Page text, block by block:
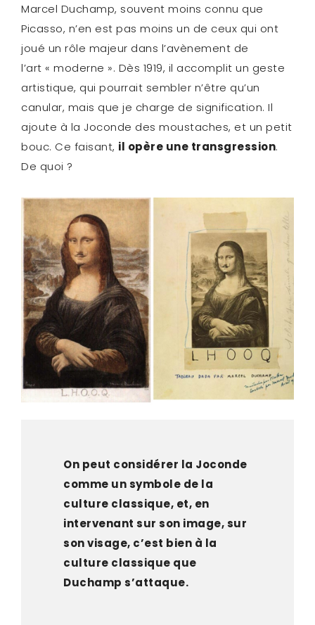
Marcel Duchamp, souvent moins connu que
Picasso, n’en est pas moins un de ceux qui ont
joué un rôle majeur dans l’avènement de
l’art « moderne ». Dès 1919, il accomplit un geste
artistique, qui pourrait sembler n’être qu’un
canular, mais que je charge de signification. Il
ajoute à la Joconde des moustaches, et un petit
bouc. Ce faisant, il opère une transgression.
De quoi ?
On peut considérer la Joconde
comme un symbole de la
culture classique, et, en
intervenant sur son image, sur
son visage, c’est bien à la
culture classique que
Duchamp s’attaque.